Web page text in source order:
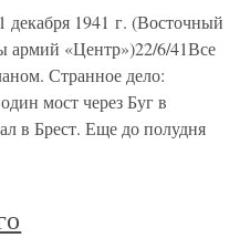
1941 г. (Восточный
«Центр»)22/6/41Все
Странное дело:
мост через Буг в
в Брест. Еще до полудня